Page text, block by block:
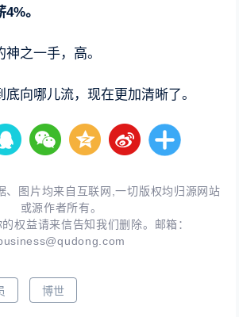
。
之一手，高。
底向哪儿流，现在更加清晰了。
、图片均来自互联网,一切版权均归源网站
或源作者所有。
权益请来信告知我们删除。邮箱：
博世